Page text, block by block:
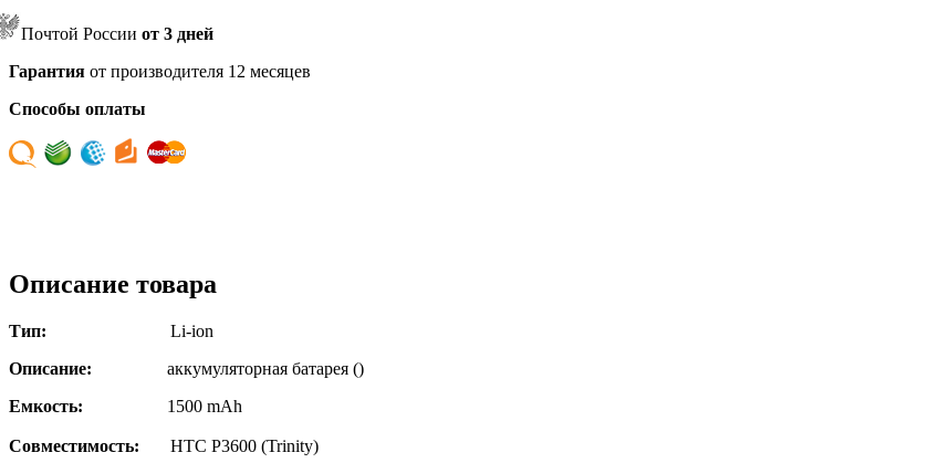
Почтой России от 3 дней
Гарантия от производителя 12 месяцев
Способы оплаты
Описание товара
Тип: Li-ion
Описание: аккумуляторная батарея ()
Емкость: 1500 mAh
Совместимость: HTC P3600 (Trinity)